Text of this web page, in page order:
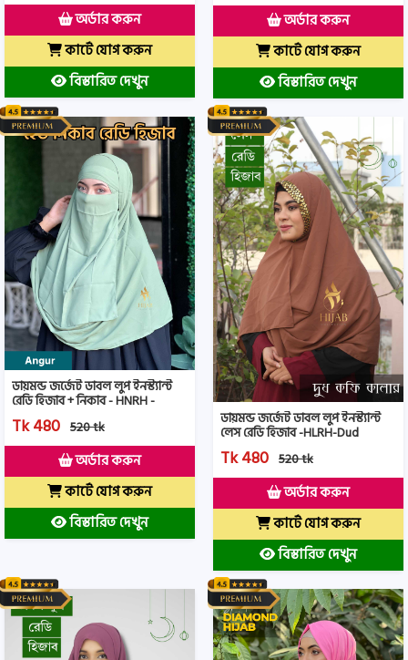
অর্ডার করুন
কার্টে যোগ করুন
বিস্তারিত দেখুন
অর্ডার করুন
কার্টে যোগ করুন
বিস্তারিত দেখুন
ডায়মন্ড জর্জেট ডাবল লুপ ইনস্ট্যান্ট
রেডি হিজাব + নিকাব - HNRH -
Angur Color
Tk 480 520 tk
অর্ডার করুন
কার্টে যোগ করুন
বিস্তারিত দেখুন
ডায়মন্ড জর্জেট ডাবল লুপ ইনস্ট্যান্ট
লেস রেডি হিজাব -HLRH-Dud
Coffee Color
Tk 480 520 tk
অর্ডার করুন
কার্টে যোগ করুন
বিস্তারিত দেখুন